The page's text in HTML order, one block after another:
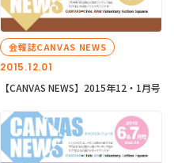
2015.12.01
会報誌CANVAS NEWS
【CANVAS NEWS】2015年12・1月号